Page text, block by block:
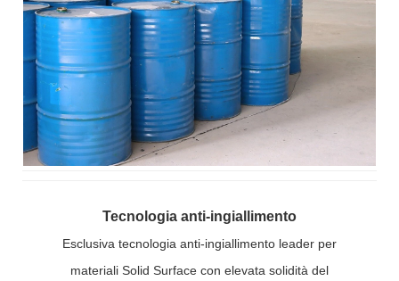
Tecnologia anti-ingiallimento
Esclusiva tecnologia anti-ingiallimento leader per
materiali Solid Surface con elevata solidità del